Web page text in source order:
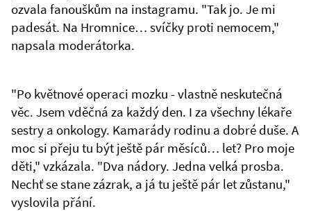
ozvala fanouškům na instagramu. "Tak jo. Je mi
padesát. Na Hromnice… svíčky proti nemocem,"
napsala moderátorka.
"Po květnové operaci mozku - vlastně neskutečná
věc. Jsem vděčná za každý den. I za všechny lékaře
sestry a onkology. Kamarády rodinu a dobré duše. A
moc si přeju tu být ještě pár měsíců… let? Pro moje
děti," vzkázala. "Dva nádory. Jedna velká prosba.
Nechť se stane zázrak, a já tu ještě pár let zůstanu,"
vyslovila přání.